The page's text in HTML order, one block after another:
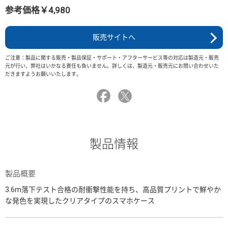
参考価格￥4,980
販売サイトへ
ご注意：製品に関する販売・製品保証・サポート・アフターサービス等の対応は製造元・販売
元が行い、弊社はいかなる責任も負いません。詳しくは、製造元・販売元にお問い合わせいた
だきますようお願いいたします。
製品情報
製品概要
3.6m落下テスト合格の耐衝撃性能を持ち、高品質プリントで鮮やか
な発色を実現したクリアタイプのスマホケース